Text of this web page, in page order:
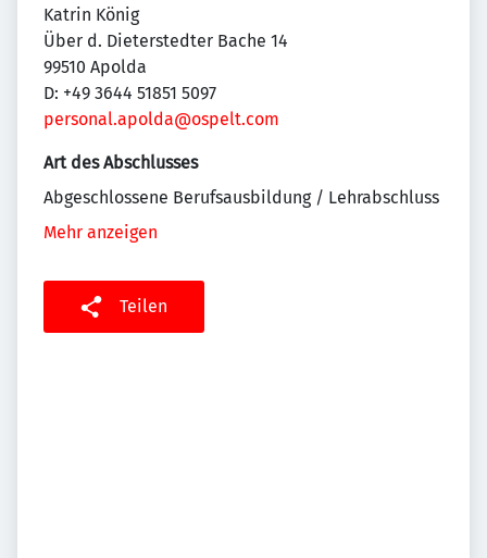
Katrin König
Über d. Dieterstedter Bache 14
99510 Apolda
D: +49 3644 51851 5097
personal.apolda@ospelt.com
Art des Abschlusses
Abgeschlossene Berufsausbildung / Lehrabschluss
Mehr anzeigen
Teilen